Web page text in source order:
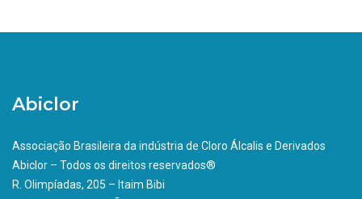
Abiclor
Associação Brasileira da indústria de Cloro Álcalis e Derivados
Abiclor – Todos os direitos reservados®
R. Olimpíadas, 205 – Itaim Bibi